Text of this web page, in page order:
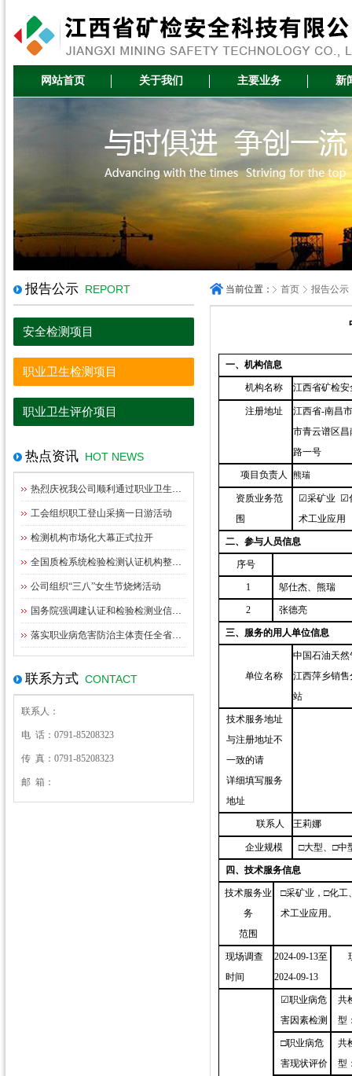
网站首页 关于我们 主要业务 新
报告公示 REPORT
安全检测项目
职业卫生检测项目
职业卫生评价项目
热点资讯 HOT NEWS
热烈庆祝我公司顺利通过职业卫生资质扩项评审
工会组织职工登山采摘一日游活动
检测机构市场化大幕正式拉开
全国质检系统检验检测认证机构整合指导意见出台
公司组织“三八”女生节烧烤活动
国务院强调建认证和检验检测业信用体系管理
落实职业病危害防治主体责任全省职业卫生监管工作座谈会在九江召开
联系方式 CONTACT
联系人：
电 话：0791-85208323
传 真：0791-85208323
邮 箱：
当前位置： 首页 报告公示
一、机构信息
机构名称 江西省矿检
注册地址 江西省-南昌
市青云谱区
路一号
项目负责人 熊瑞
资质业务范
围
☑采矿业 ☑
术工业应用
二、参与人员信息
序号
1 邬仕杰、熊瑞
2 张德亮
三、服务的用人单位信息
单位名称
中国石油天
江西萍乡销
站
技术服务地址
与注册地址不
一致的请
详细填写服务
地址
联系人 王莉娜
企业规模 □大型、□中
四、技术服务信息
技术服务业
务
范围
□采矿业，□化工
术工业应用。
现场调查
时间
2024-09-13至
2024-09-13
☑职业病危
害因素检测
共
型
□职业病危
害现状评价
共
型